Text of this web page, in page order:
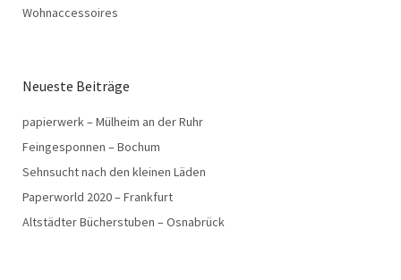
Wohnaccessoires
Neueste Beiträge
papierwerk – Mülheim an der Ruhr
Feingesponnen – Bochum
Sehnsucht nach den kleinen Läden
Paperworld 2020 – Frankfurt
Altstädter Bücherstuben – Osnabrück